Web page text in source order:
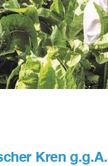
Kren g.g.A.